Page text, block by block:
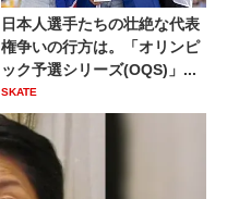
日本人選手たちの壮絶な代表
権争いの行方は。「オリンピ
ック予選シリーズ(OQS)」...
SKATE